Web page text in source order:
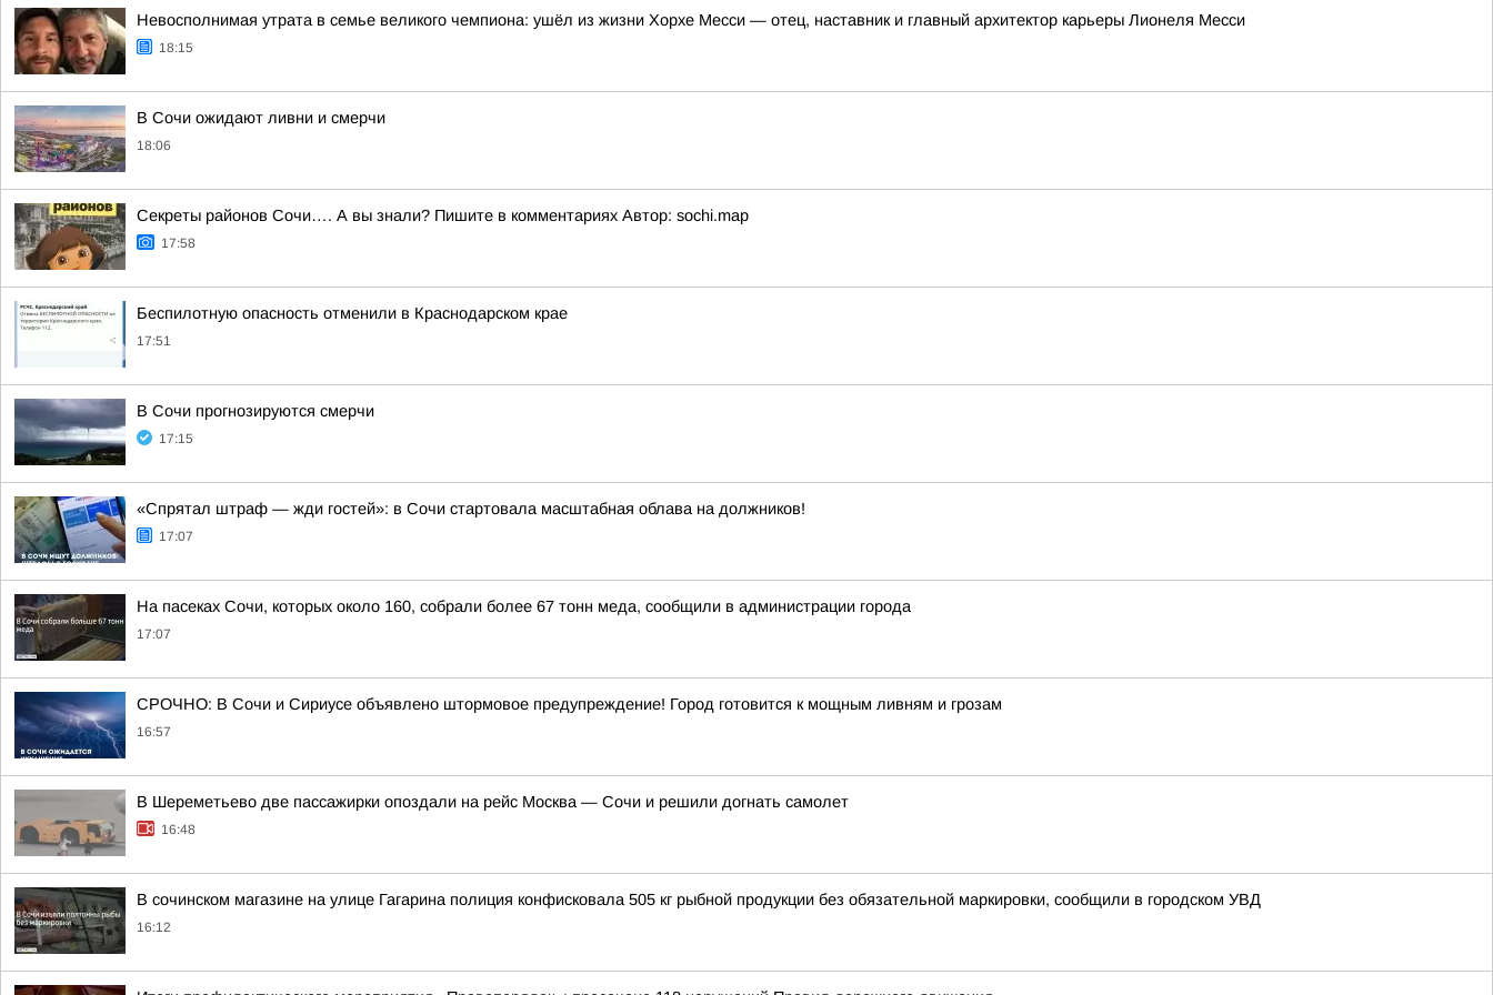
Невосполнимая утрата в семье великого чемпиона: ушёл из жизни Хорхе Месси — отец, наставник и главный архитектор карьеры Лионеля Месси
18:15
В Сочи ожидают ливни и смерчи
18:06
Секреты районов Сочи…. А вы знали? Пишите в комментариях Автор: sochi.map
17:58
Беспилотную опасность отменили в Краснодарском крае
17:51
В Сочи прогнозируются смерчи
17:15
«Спрятал штраф — жди гостей»: в Сочи стартовала масштабная облава на должников!
17:07
На пасеках Сочи, которых около 160, собрали более 67 тонн меда, сообщили в администрации города
17:07
СРОЧНО: В Сочи и Сириусе объявлено штормовое предупреждение! Город готовится к мощным ливням и грозам
16:57
В Шереметьево две пассажирки опоздали на рейс Москва — Сочи и решили догнать самолет
16:48
В сочинском магазине на улице Гагарина полиция конфисковала 505 кг рыбной продукции без обязательной маркировки, сообщили в городском УВД
16:12